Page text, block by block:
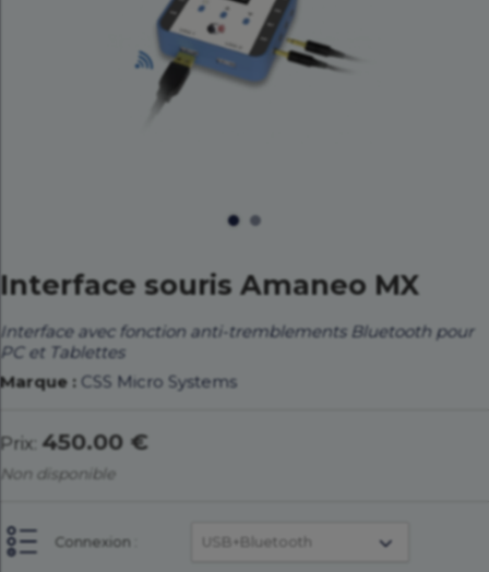
Interface souris Amaneo MX
Interface avec fonction anti-tremblements Bluetooth pour
PC et Tablettes
Marque : CSS Micro Systems
Prix: 450.00 €
Non disponible
Connexion : USB+Bluetooth